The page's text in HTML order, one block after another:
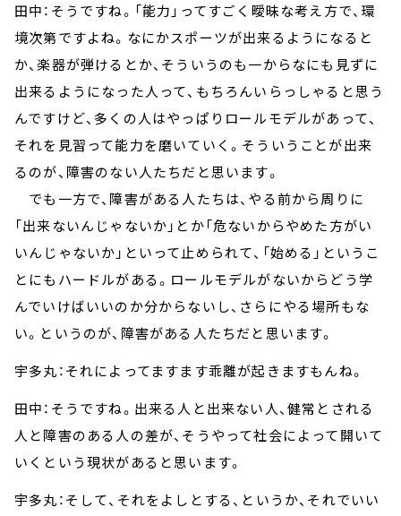
田中：そうですね。「能力」ってすごく曖昧な考え方で、環
境次第ですよね。なにかスポーツが出来るようになると
か、楽器が弾けるとか、そういうのも一からなにも見ずに
出来るようになった人って、もちろんいらっしゃると思う
んですけど、多くの人はやっぱりロールモデルがあって、
それを見習って能力を磨いていく。そういうことが出来
るのが、障害のない人たちだと思います。
でも一方で、障害がある人たちは、やる前から周りに
「出来ないんじゃないか」とか「危ないからやめた方がい
いんじゃないか」といって止められて、「始める」というこ
とにもハードルがある。ロールモデルがないからどう学
んでいけばいいのか分からないし、さらにやる場所もな
い。というのが、障害がある人たちだと思います。
宇多丸：それによってますます乖離が起きますもんね。
田中：そうですね。出来る人と出来ない人、健常とされる
人と障害のある人の差が、そうやって社会によって開いて
いくという現状があると思います。
宇多丸：そして、それをよしとする、というか、それでいい